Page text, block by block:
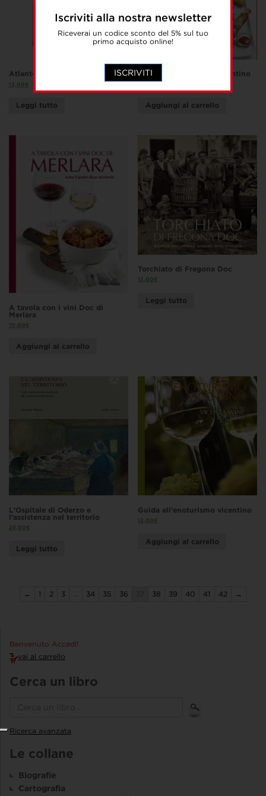
Iscriviti alla nostra newsletter
Riceverai un codice sconto del 5% sul tuo
primo acquisto online!
ISCRIVITI
Atlante universale delle nuvole
13,00€
Leggi tutto
L’arte del bollito nel Vicentino
Aggiungi al carrello
A tavola con i vini Doc di
Merlara
10,00€
Aggiungi al carrello
Torchiato di Fregona Doc
12,00€
Leggi tutto
L’Ospitale di Oderzo e
l’assistenza nel territorio
25,00€
Leggi tutto
Guida all’enoturismo vicentino
12,00€
Aggiungi al carrello
← 1 2 3 34 35 36 38 39 40 41 42 →
Benvenuto Accedi!
vai al carrello
Cerca un libro
Ricerca avanzata
Le collane
Biografie
Cartografia